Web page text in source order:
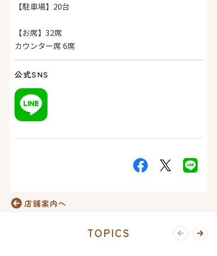
【駐車場】20台
【お席】32席
カウンター席 6席
公式SNS
店舗案内へ
TOPICS